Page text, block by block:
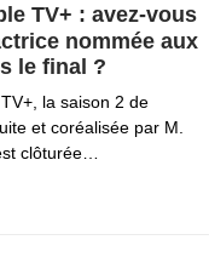
TV+ : avez-vous
nommée aux
le final ?
la saison 2 de
et coréalisée par M.
clôturée…